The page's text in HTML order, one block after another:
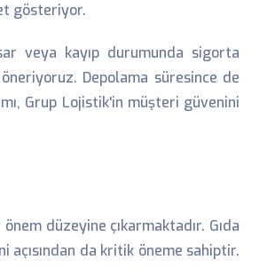
gösteriyor.
veya kayıp durumunda sigorta
Depolama süresince de
Grup Lojistik'in müşteri güvenini
düzeyine çıkarmaktadır. Gıda
açısından da kritik öneme sahiptir.